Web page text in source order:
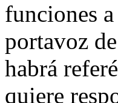
funciones
portavoz
habrá
quiere